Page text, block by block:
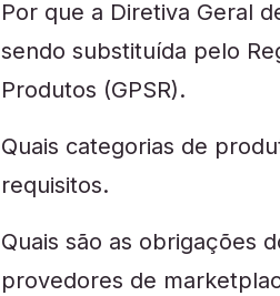
Por que a Diretiva Geral
sendo substituída pelo
Produtos (GPSR).
Quais categorias de
requisitos.
Quais são as obrigações
provedores de